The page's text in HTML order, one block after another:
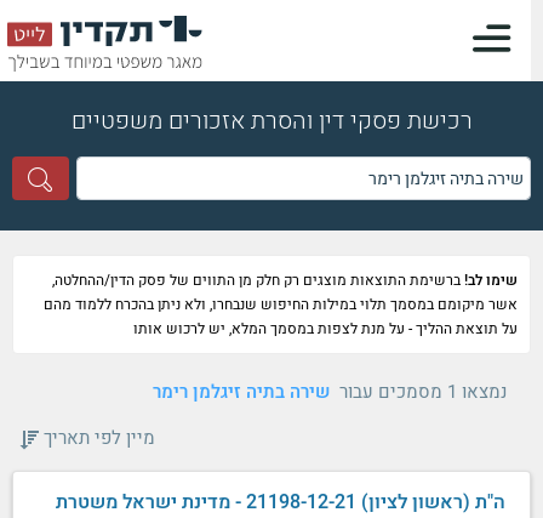
רכישת פסקי דין והסרת אזכורים משפטיים
שימו לב!ברשימת התוצאות מוצגים רק חלק מן התווים של פסק הדין/ההחלטה,
אשר מיקומם במסמך תלוי במילות החיפוש שנבחרו, ולא ניתן בהכרח ללמוד מהם
על תוצאת ההליך - על מנת לצפות במסמך המלא, יש לרכוש אותו
נמצאו 1 מסמכים עבור
שירה בתיה זיגלמן רימר
מיין לפי תאריך
ה"ת (ראשון לציון) 21198-12-21 - מדינת ישראל משטרת